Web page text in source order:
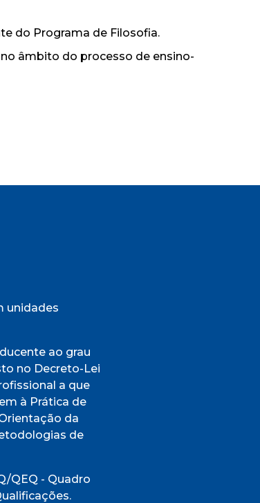
do Programa de Filosofia.
âmbito do processo de ensino-
unidades
ao grau
no Decreto-Lei
a que
à Prática de
da
de
QEQ - Quadro